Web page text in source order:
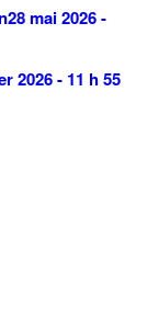
28 mai 2026 -
2026 - 11 h 55